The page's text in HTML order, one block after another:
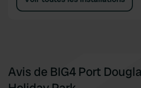
Avis de BIG4 Port